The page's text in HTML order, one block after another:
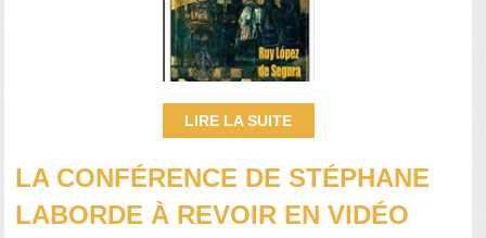
LIRE LA SUITE
LA CONFÉRENCE DE STÉPHANE
LABORDE À REVOIR EN VIDÉO